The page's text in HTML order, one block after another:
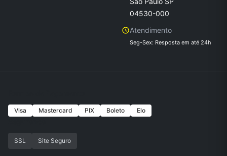
04530-000
Atendimento
Seg-Sex: Resposta em até 24h
Visa Mastercard PIX Boleto Elo
SSL Site Seguro